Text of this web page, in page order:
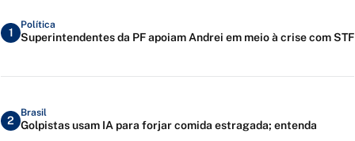
1
Política
Superintendentes da PF apoiam Andrei em meio à crise com STF
2
Brasil
Golpistas usam IA para forjar comida estragada; entenda